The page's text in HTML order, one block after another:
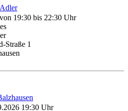
19:30 bis 22:30 Uhr
Straße 1
19:30 Uhr